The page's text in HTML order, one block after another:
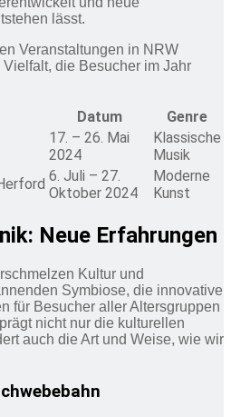
lässt.
Veranstaltungen in NRW
die Besucher im Jahr
Datum
Genre
17. – 26. Mai
2024
Klassische
Musik
6. Juli – 27.
Oktober 2024
Moderne
Kunst
Neue Erfahrungen
Kultur und
Symbiose, die innovative
für Besucher aller Altersgruppen
nicht nur die kulturellen
auch die Art und Weise, wie wir